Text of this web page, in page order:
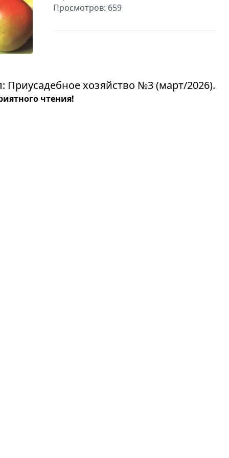
Просмотров: 659
хозяйство №3 (март/2026).
чтения!